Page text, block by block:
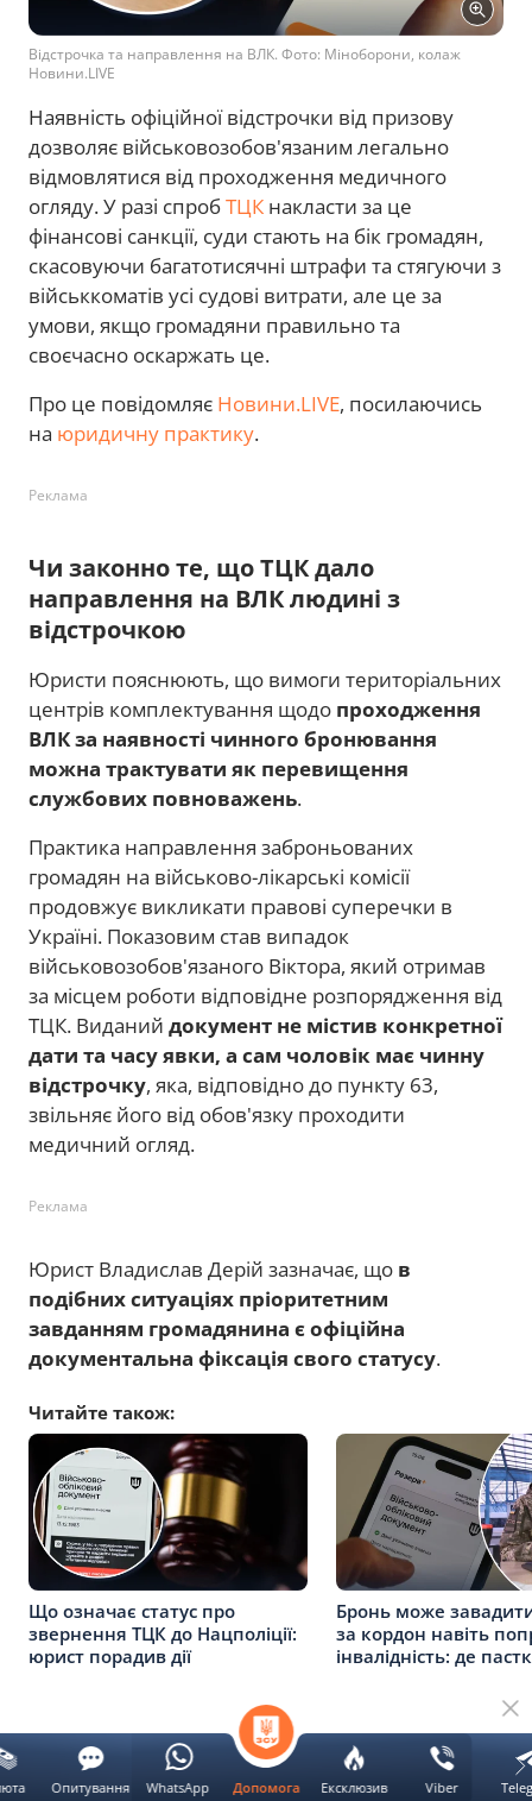
Відстрочка та направлення на ВЛК. Фото: Міноборони, колаж
Новини.LIVE
Наявність офіційної відстрочки від призову
дозволяє військовозобов'язаним легально
відмовлятися від проходження медичного
огляду. У разі спробТЦК накласти за це
фінансові санкції, суди стають на бік громадян,
скасовуючи багатотисячні штрафи та стягуючи з
військкоматів усі судові витрати, але це за
умови, якщо громадяни правильно та
своєчасно оскаржать це.
Про це повідомляє Новини.LIVE, посилаючись
на юридичну практику.
Реклама
Чи законно те, що ТЦК дало
направлення на ВЛК людині з
відстрочкою
Юристи пояснюють, що вимоги територіальних
центрів комплектування щодо проходження
ВЛК за наявності чинного бронювання
можна трактувати як перевищення
службових повноважень.
Практика направлення заброньованих
громадян на військово-лікарські комісії
продовжує викликати правові суперечки в
Україні. Показовим став випадок
військовозобов'язаного Віктора, який отримав
за місцем роботи відповідне розпорядження від
ТЦК. Виданий документ не містив конкретної
дати та часу явки, а сам чоловік має чинну
відстрочку, яка, відповідно до пункту 63,
звільняє його від обов'язку проходити
медичний огляд.
Реклама
Юрист Владислав Дерій зазначає, що в
подібних ситуаціях пріоритетним
завданням громадянина є офіційна
документальна фіксація свого статусу.
Читайте також:
Що означає статус про
звернення ТЦК до Нацполіції:
юрист порадив дії
Бронь може
за кордон навіть
інвалідність: де
Реклама
Допомога Ексклюзив Viber
Опитування WhatsApp